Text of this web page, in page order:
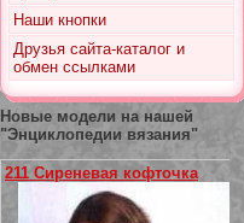
Наши кнопки
Друзья сайта-каталог и
обмен ссылками
Новые модели на нашей
"Энциклопедии вязания"
211 Сиреневая кофточка